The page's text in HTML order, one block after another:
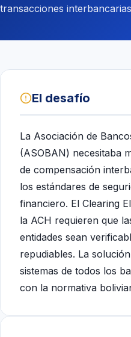
transacciones
El desafío
La Asociación de
(ASOBAN) necesitaba
de compensación
los estándares de
financiero. El Clearing
la ACH requieren que
entidades sean
repudiables. La
sistemas de todos los
con la normativa